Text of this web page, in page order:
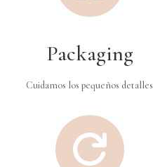
Packaging
Cuidamos los pequeños detalles
